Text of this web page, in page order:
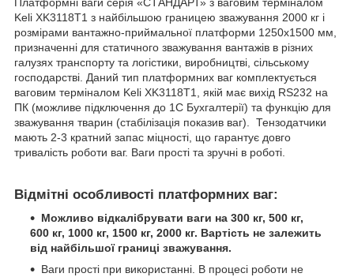
Keli XK3118T1 з найбільшою границею зважування 2000 кг і
розмірами вантажно-приймальної платформи 1250х1500 мм,
призначенні для статичного зважування вантажів в різних
галузях транспорту та логістики, виробництві, сільському
господарстві. Даний тип платформних ваг комплектується
ваговим терміналом Keli XK3118T1, якій має вихід RS232 на
ПК (можливе підключення до 1С Бухгалтерії) та функцію для
зважування тварин (стабілізація показив ваг). Тензодатчики
мають 2-3 кратний запас міцності, що гарантує довго
тривалість роботи ваг. Ваги прості та зручні в роботі.
Відмітні особливості платформних ваг:
Можливо відкалібрувати ваги на 300 кг, 500 кг,
600 кг, 1000 кг, 1500 кг, 2000 кг. Вартість не залежить
від найбільшої границі зважування.
Ваги прості при використанні. В процесі роботи не